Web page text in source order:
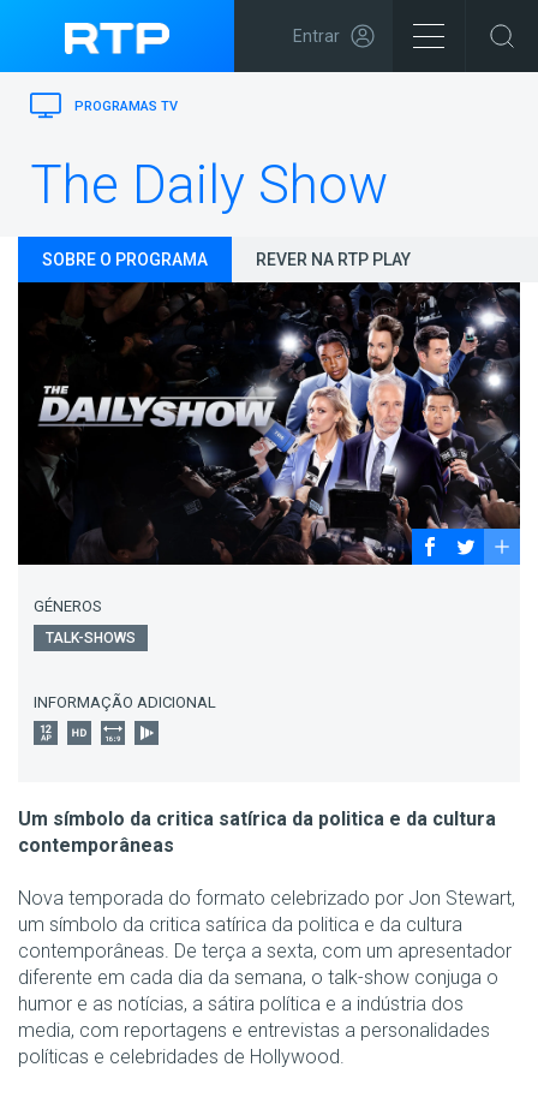
Entrar
PROGRAMAS TV
The Daily Show
SOBRE O PROGRAMA REVER NA RTP PLAY
GÉNEROS
TALK-SHOWS
INFORMAÇÃO ADICIONAL
Um símbolo da critica satírica da politica e da cultura
contemporâneas
Nova temporada do formato celebrizado por Jon Stewart,
um símbolo da critica satírica da politica e da cultura
contemporâneas. De terça a sexta, com um apresentador
diferente em cada dia da semana, o talk-show conjuga o
humor e as notícias, a sátira política e a indústria dos
media, com reportagens e entrevistas a personalidades
políticas e celebridades de Hollywood.